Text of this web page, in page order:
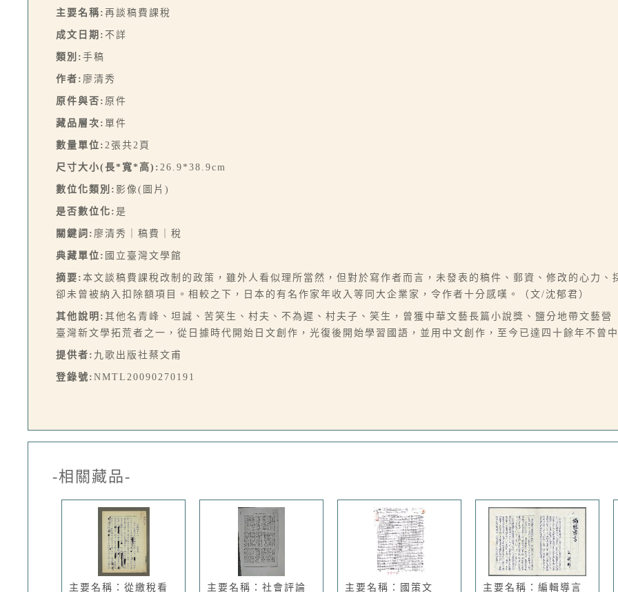
主要名稱: 再談稿費課稅
成文日期: 不詳
類別: 手稿
作者: 廖清秀
原件與否: 原件
藏品層次: 單件
數量單位: 2張共2頁
尺寸大小(長*寬*高): 26.9*38.9cm
數位化類別: 影像(圖片)
是否數位化: 是
關鍵詞: 廖清秀｜稿費｜稅
典藏單位: 國立臺灣文學館
摘要: 本文談稿費課稅改制的政策，雖外人看似理所當然，但對於寫作者而言，未發表的稿件、郵資、修改的心力
卻未曾被納入扣除額項目。相較之下，日本的有名作家年收入等同大企業家，令作者十分感嘆。（文/沈郁君）
其他說明: 其他名青峰、坦誠、苦笑生、村夫、不為遲、村夫子、笑生，曾獲中華文藝長篇小說獎、鹽分地帶文藝
臺灣新文學拓荒者之一，從日據時代開始日文創作，光復後開始學習國語，並用中文創作，至今已達四十餘年不曾
提供者: 九歌出版社蔡文甫
登錄號: NMTL20090270191
-相關藏品-
主要名稱：從繳稅看 主要名稱：社會評論 主要名稱：國策文 主要名稱：編輯導言